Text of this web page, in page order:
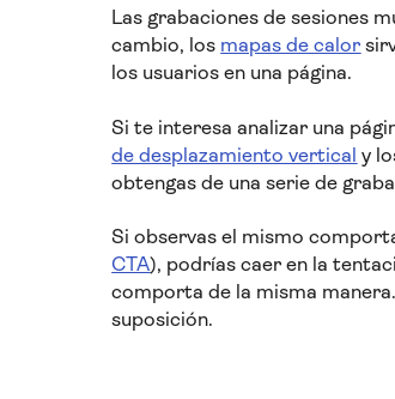
Las grabaciones de sesiones
cambio, los mapas de calor
los usuarios en una página.
Si te interesa analizar una
de desplazamiento vertical y
obtengas de una serie de
Si observas el mismo
CTA), podrías caer en la
comporta de la misma
suposición.